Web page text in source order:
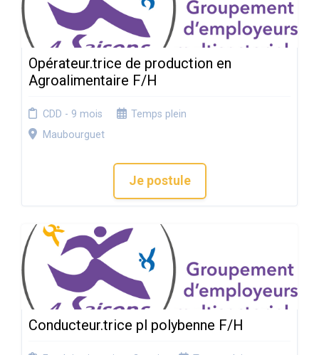
Opérateur.trice de production en
Agroalimentaire F/H
CDD - 9 mois
Temps plein
Maubourguet
Je postule
Conducteur.trice pl polybenne F/H